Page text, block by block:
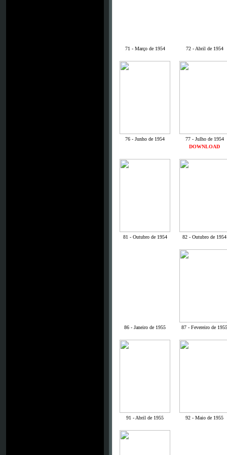
71 - Março de 1954 72 - Abril de 1954
76 - Junho de 1954
77 - Julho de 1954
DOWNLOAD
81 - Outubro de 1954 82 - Outubro de 1954
86 - Janeiro de 1955 87 - Fevereiro de 1955
91 - Abril de 1955 92 - Maio de 1955